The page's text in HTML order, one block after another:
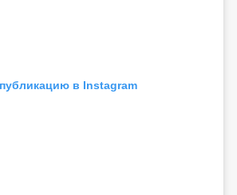
в Instagram